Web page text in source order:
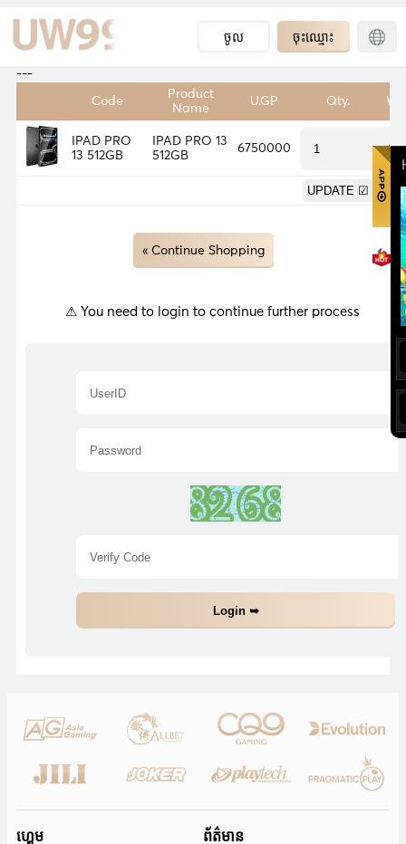
ចូល ចុះឈ្មោះ
---
Code
Product
Name
U.GP Qty.
IPAD PRO
13 512GB
IPAD PRO 13
512GB
6750000
« Continue Shopping
⚠ You need to login to continue further process
ហ្គេម ព័ត៌មាន